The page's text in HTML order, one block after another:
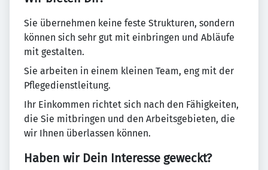
Sie übernehmen keine feste Strukturen, sondern
können sich sehr gut mit einbringen und Abläufe
mit gestalten.
Sie arbeiten in einem kleinen Team, eng mit der
Pflegedienstleitung.
Ihr Einkommen richtet sich nach den Fähigkeiten,
die Sie mitbringen und den Arbeitsgebieten, die
wir Ihnen überlassen können.
Haben wir Dein Interesse geweckt?